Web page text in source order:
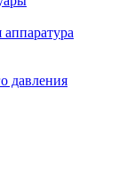
давления